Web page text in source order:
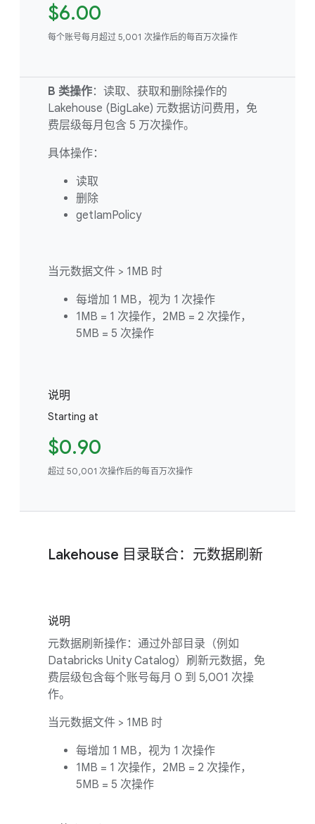
$6.00
每个账号每月超过 5,001 次操作后的每百万次操作
B 类操作：读取、获取和删除操作的
Lakehouse (BigLake) 元数据访问费用，免
费层级每月包含 5 万次操作。
具体操作：
读取
删除
getIamPolicy
当元数据文件 > 1MB 时
每增加 1 MB，视为 1 次操作
1MB = 1 次操作，2MB = 2 次操作，
5MB = 5 次操作
说明
Starting at
$0.90
超过 50,001 次操作后的每百万次操作
Lakehouse 目录联合：元数据刷新
说明
元数据刷新操作：通过外部目录（例如
Databricks Unity Catalog）刷新元数据，免
费层级包含每个账号每月 0 到 5,001 次操
作。
当元数据文件 > 1MB 时
每增加 1 MB，视为 1 次操作
1MB = 1 次操作，2MB = 2 次操作，
5MB = 5 次操作